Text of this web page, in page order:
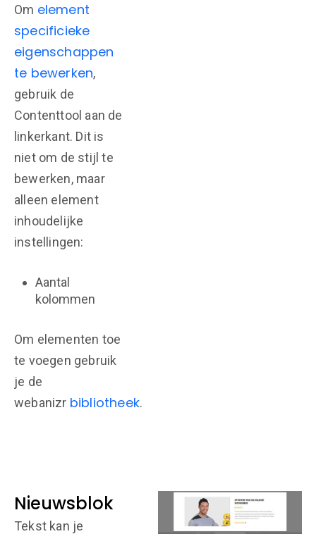
Om element
specificieke
eigenschappen
te bewerken,
gebruik de
Contenttool aan de
linkerkant. Dit is
niet om de stijl te
bewerken, maar
alleen element
inhoudelijke
instellingen:
Aantal
kolommen
Om elementen toe
te voegen gebruik
je de
webanizr bibliotheek.
Nieuwsblok
Tekst kan je